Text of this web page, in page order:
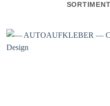
SORTIMENT